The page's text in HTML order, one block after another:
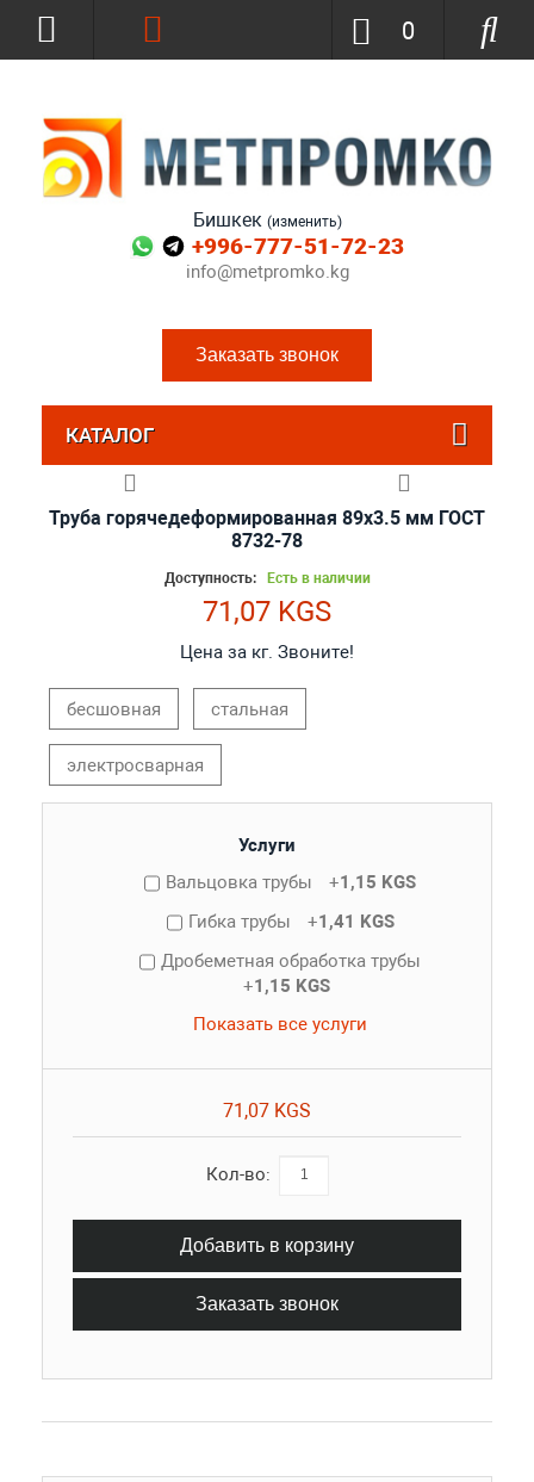
Бишкек (изменить)
+996-777-51-72-23
info@metpromko.kg
Заказать звонок
0
КАТАЛОГ
Труба горячедеформированная 89х3.5 мм ГОСТ
8732-78
Доступность: Есть в наличии
71,07 KGS
Цена за кг. Звоните!
бесшовная стальная
электросварная
Услуги
Вальцовка трубы
+1,15 KGS
Гибка трубы
+1,41 KGS
Дробеметная обработка трубы
+1,15 KGS
Показать все услуги
71,07 KGS
Кол-во:
Добавить в корзину
Заказать звонок